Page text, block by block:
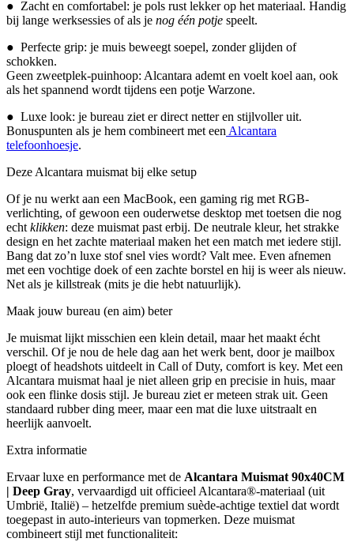
● Zacht en comfortabel: je pols rust lekker op het materiaal. Handig
bij lange werksessies of als je nog één potje speelt.
● Perfecte grip: je muis beweegt soepel, zonder glijden of
schokken.
Geen zweetplek-puinhoop: Alcantara ademt en voelt koel aan, ook
als het spannend wordt tijdens een potje Warzone.
● Luxe look: je bureau ziet er direct netter en stijlvoller uit.
Bonuspunten als je hem combineert met een Alcantara
telefoonhoesje.
Deze Alcantara muismat bij elke setup
Of je nu werkt aan een MacBook, een gaming rig met RGB-
verlichting, of gewoon een ouderwetse desktop met toetsen die nog
echt klikken: deze muismat past erbij. De neutrale kleur, het strakke
design en het zachte materiaal maken het een match met iedere stijl.
Bang dat zo’n luxe stof snel vies wordt? Valt mee. Even afnemen
met een vochtige doek of een zachte borstel en hij is weer als nieuw.
Net als je killstreak (mits je die hebt natuurlijk).
Maak jouw bureau (en aim) beter
Je muismat lijkt misschien een klein detail, maar het maakt écht
verschil. Of je nou de hele dag aan het werk bent, door je mailbox
ploegt of headshots uitdeelt in Call of Duty, comfort is key. Met een
Alcantara muismat haal je niet alleen grip en precisie in huis, maar
ook een flinke dosis stijl. Je bureau ziet er meteen strak uit. Geen
standaard rubber ding meer, maar een mat die luxe uitstraalt en
heerlijk aanvoelt.
Extra informatie
Ervaar luxe en performance met de Alcantara Muismat 90x40CM
| Deep Gray, vervaardigd uit officieel Alcantara®-materiaal (uit
Umbrië, Italië) – hetzelfde premium suède-achtige textiel dat wordt
toegepast in auto-interieurs van topmerken. Deze muismat
combineert stijl met functionaliteit: